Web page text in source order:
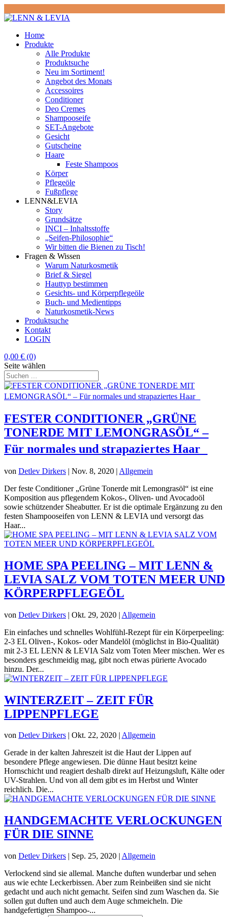
Home
Produkte
Alle Produkte
Produktsuche
Neu im Sortiment!
Angebot des Monats
Accessoires
Conditioner
Deo Cremes
Shampooseife
SET-Angebote
Gesicht
Gutscheine
Haare
Feste Shampoos
Körper
Pflegeöle
Fußpflege
LENN&LEVIA
Story
Grundsätze
INCI – Inhaltsstoffe
„Seifen-Philosophie“
Wir bitten die Bienen zu Tisch!
Fragen & Wissen
Warum Naturkosmetik
Brief & Siegel
Hauttyp bestimmen
Gesichts- und Körperpflegeöle
Buch- und Medientipps
Naturkosmetik-News
Produktsuche
Kontakt
LOGIN
0,00 € (0)
Seite wählen
FESTER CONDITIONER „GRÜNE
TONERDE MIT LEMONGRASÖL“ –
Für normales und strapaziertes Haar
von Detlev Dirkers | Nov. 8, 2020 | Allgemein
Der feste Conditioner „Grüne Tonerde mit Lemongrasöl“ ist eine
Komposition aus pflegendem Kokos-, Oliven- und Avocadoöl
sowie schützender Sheabutter. Er ist die optimale Ergänzung zu den
festen Shampooseifen von LENN & LEVIA und versorgt das
Haar...
HOME SPA PEELING – MIT LENN &
LEVIA SALZ VOM TOTEN MEER UND
KÖRPERPFLEGEÖL
von Detlev Dirkers | Okt. 29, 2020 | Allgemein
Ein einfaches und schnelles Wohlfühl-Rezept für ein Körperpeeling:
2-3 EL Oliven-, Kokos- oder Mandelöl (möglichst in Bio-Qualität)
mit 2-3 EL LENN & LEVIA Salz vom Toten Meer mischen. Wer es
besonders geschmeidig mag, gibt noch etwas pürierte Avocado
hinzu. Der...
WINTERZEIT – ZEIT FÜR
LIPPENPFLEGE
von Detlev Dirkers | Okt. 22, 2020 | Allgemein
Gerade in der kalten Jahreszeit ist die Haut der Lippen auf
besondere Pflege angewiesen. Die dünne Haut besitzt keine
Hornschicht und reagiert deshalb direkt auf Heizungsluft, Kälte oder
UV-Strahlen. Und von all dem gibt es im Herbst und Winter
reichlich. Die...
HANDGEMACHTE VERLOCKUNGEN
FÜR DIE SINNE
von Detlev Dirkers | Sep. 25, 2020 | Allgemein
Verlockend sind sie allemal. Manche duften wunderbar und sehen
aus wie echte Leckerbissen. Aber zum Reinbeißen sind sie nicht
gedacht und auch nicht gemacht. Seifen sind zum Waschen da. Sie
sollen gut duften und auch dem Auge schmeicheln. Die
handgefertigten Shampoo-...